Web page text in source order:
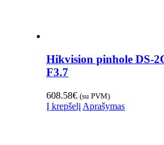
Hikvision pinhole DS-
F3.7
608.58€ (su PVM)
Į krepšelį Aprašymas